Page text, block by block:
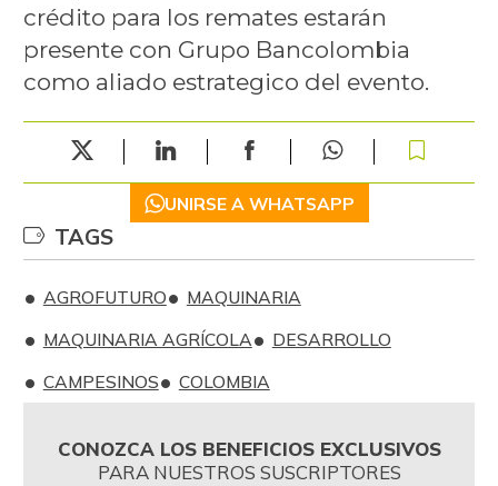
crédito para los remates estarán
presente con Grupo Bancolombia
como aliado estrategico del evento.
UNIRSE A WHATSAPP
TAGS
AGROFUTURO
MAQUINARIA
MAQUINARIA AGRÍCOLA
DESARROLLO
CAMPESINOS
COLOMBIA
CONOZCA LOS BENEFICIOS EXCLUSIVOS
PARA NUESTROS SUSCRIPTORES